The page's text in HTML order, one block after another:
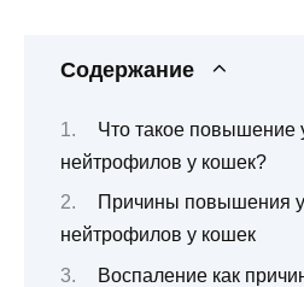
Содержание
Что такое повышение
нейтрофилов у кошек?
Причины повышения
нейтрофилов у кошек
Воспаление как